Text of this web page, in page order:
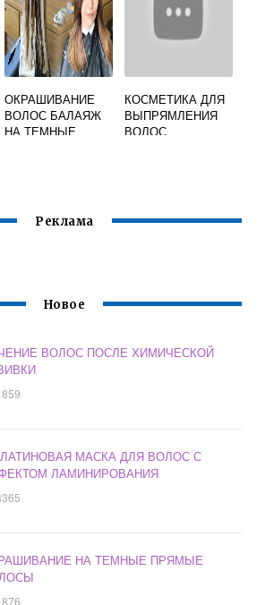
ОКРАШИВАНИЕ
ВОЛОС БАЛАЯЖ
НА ТЕМНЫЕ
КОСМЕТИКА ДЛЯ
ВЫПРЯМЛЕНИЯ
ВОЛОС
Реклама
Новое
ВОЛОС ПОСЛЕ ХИМИЧЕСКОЙ
МАСКА ДЛЯ ВОЛОС С
ЛАМИНИРОВАНИЯ
НА ТЕМНЫЕ ПРЯМЫЕ